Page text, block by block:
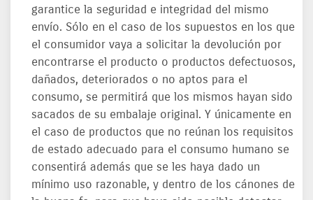
garantice la seguridad e integridad del mismo
envío. Sólo en el caso de los supuestos en los que
el consumidor vaya a solicitar la devolución por
encontrarse el producto o productos defectuosos,
dañados, deteriorados o no aptos para el
consumo, se permitirá que los mismos hayan sido
sacados de su embalaje original. Y únicamente en
el caso de productos que no reúnan los requisitos
de estado adecuado para el consumo humano se
consentirá además que se les haya dado un
mínimo uso razonable, y dentro de los cánones de